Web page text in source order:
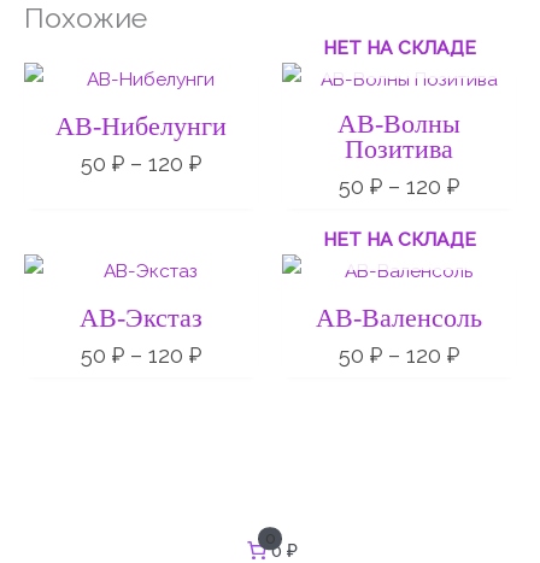
Похожие
АВ-Нибелунги
50 ₽ – 120 ₽
Диапазон
цен:
–
120 ₽
НЕТ НА СКЛАДЕ
АВ-Волны
Позитива
50 ₽ – 120 ₽
цен:
50 ₽
–
АВ-Экстаз
50 ₽ – 120 ₽
Диапазон
–
120 ₽
НЕТ НА СКЛАДЕ
АВ-Валенсоль
50 ₽ – 120 ₽
цен:
–
120 ₽
0
0 ₽